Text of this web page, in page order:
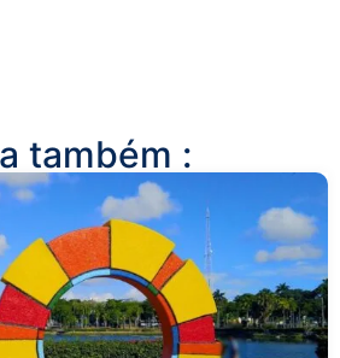
também :